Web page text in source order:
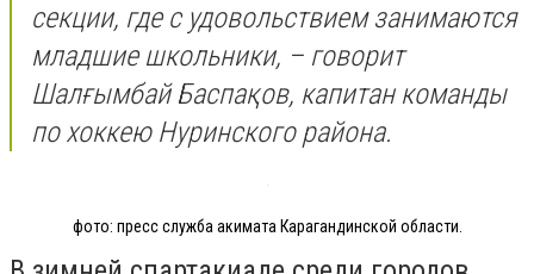
секции, где с удовольствием занимаются
младшие школьники, – говорит
Шалғымбай Баспақов, капитан команды
по хоккею Нуринского района.
фото: пресс служба акимата Карагандинской области.